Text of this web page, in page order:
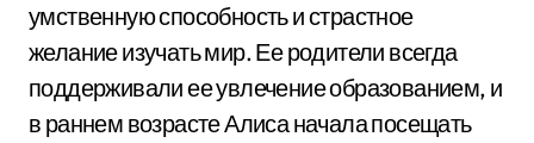
умственную способность и страстное
желание изучать мир. Ее родители всегда
поддерживали ее увлечение образованием, и
в раннем возрасте Алиса начала посещать